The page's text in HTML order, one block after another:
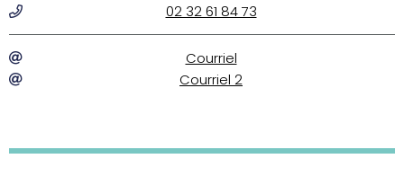
02 32 61 84 73
Courriel
Courriel 2